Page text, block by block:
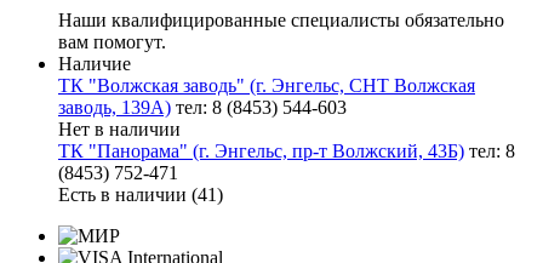
Наши квалифицированные специалисты обязательно
вам помогут.
Наличие
ТК "Волжская заводь" (г. Энгельс, СНТ Волжская
заводь, 139А) тел: 8 (8453) 544-603
Нет в наличии
ТК "Панорама" (г. Энгельс, пр-т Волжский, 43Б) тел: 8
(8453) 752-471
Есть в наличии (41)